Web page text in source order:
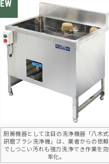
人気の特許製品。
そこに、パワフルな熱風により、
より早く清潔に食器・器物類を
乾燥させる乾燥機を搭載し、さ
らに高効率化を図ったタイプで
す。
厨房機器として注目の洗浄機器「八木式
研磨ブラシ洗浄機」は、業者からの依頼
でしつこい汚れも強力洗浄でき作業を効
率化。